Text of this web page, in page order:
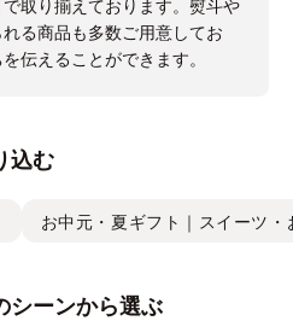
取り揃えております。熨斗や
る商品も多数ご用意してお
伝えることができます。
込む
お中元・夏ギフト｜スイーツ・
シーンから選ぶ